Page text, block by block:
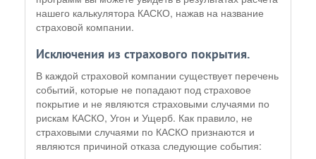
нашего калькулятора КАСКО, нажав на название
страховой компании.
Исключения из страхового покрытия.
В каждой страховой компании существует перечень
событий, которые не попадают под страховое
покрытие и не являются страховыми случаями по
рискам КАСКО, Угон и Ущерб. Как правило, не
страховыми случаями по КАСКО признаются и
являются причиной отказа следующие события: